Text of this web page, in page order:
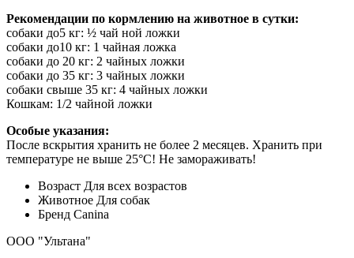
Рекомендации по кормлению на животное в сутки:
собаки до5 кг: ½ чай ной ложки
собаки до10 кг: 1 чайная ложка
собаки до 20 кг: 2 чайных ложки
собаки до 35 кг: 3 чайных ложки
собаки свыше 35 кг: 4 чайных ложки
Кошкам: 1/2 чайной ложки
Особые указания:
После вскрытия хранить не более 2 месяцев. Хранить при
температуре не выше 25°C! Не замораживать!
Возраст Для всех возрастов
Животное Для собак
Бренд Canina
ООО "Ультана"